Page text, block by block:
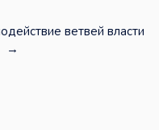
ветвей власти
→